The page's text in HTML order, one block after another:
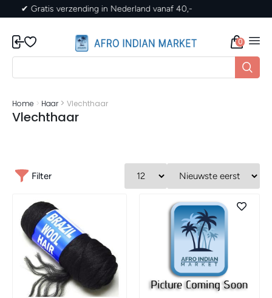
✔ Gratis verzending in Nederland vanaf 40,-
0
Home > Haar > Vlechthaar
Vlechthaar
Filter